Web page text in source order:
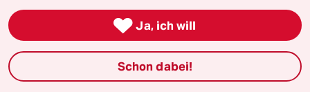
Dietmar Rauter
@Meister Petz:
Das Sein bestimmt das Bewußtsein:
 Ja, ich will
Schon dabei!